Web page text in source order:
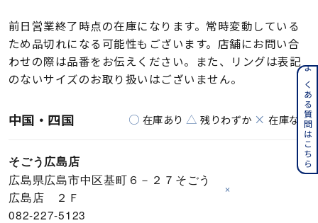
前日営業終了時点の在庫になります。常時変動している
ため品切れになる可能性もございます。店舗にお問い合
わせの際は品番をお伝えください。また、リングは表記
のないサイズのお取り扱いはございません。
○ 在庫あり △ 残りわずか × 在庫なし
中国・四国
そごう広島店
広島県広島市中区基町６－２７そごう
広島店 ２Ｆ
082-227-5123
×
よくある質問はこちら